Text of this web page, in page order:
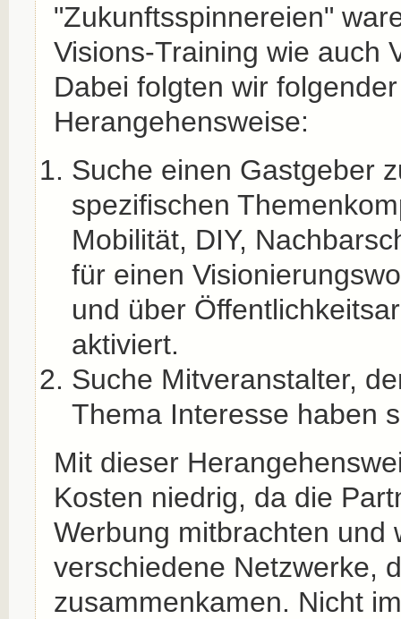
"Zukunftsspinnereien"
Visions-Training wie auch
Dabei folgten wir folgender
Herangehensweise:
Suche einen Gastgeber
spezifischen
Mobilität, DIY,
für einen
und über
aktiviert.
Suche Mitveranstalter,
Thema Interesse haben
Mit dieser
Kosten niedrig, da die
Werbung mitbrachten und
verschiedene Netzwerke,
zusammenkamen. Nicht